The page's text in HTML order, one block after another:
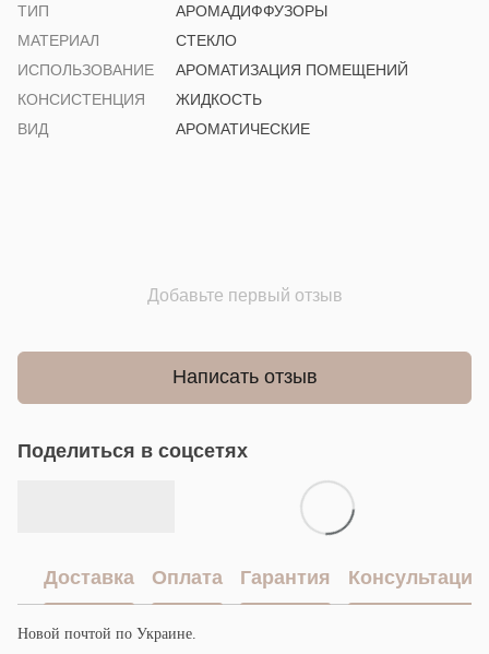
ТИП
АРОМАДИФФУЗОРЫ
МАТЕРИАЛ
СТЕКЛО
ИСПОЛЬЗОВАНИЕ
АРОМАТИЗАЦИЯ ПОМЕЩЕНИЙ
КОНСИСТЕНЦИЯ
ЖИДКОСТЬ
ВИД
АРОМАТИЧЕСКИЕ
Добавьте первый отзыв
Написать отзыв
Поделиться в соцсетях
Доставка Оплата Гарантия Консультация
Новой почтой по Украине.